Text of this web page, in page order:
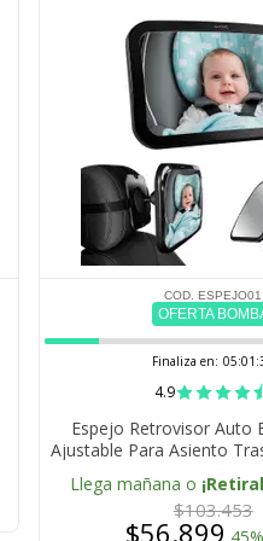
COD. ESPEJO01
OFERTA
Finaliza en:
4.9
Espejo Retrovisor Auto
Ajustable Para Asiento
Infantil Material Acrilico
Golpes
Llega mañana o
$103.453
$56.899